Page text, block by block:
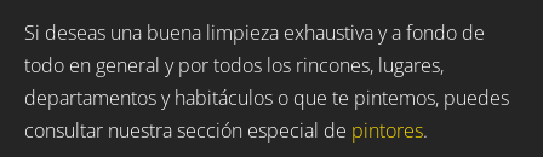
Si deseas una buena limpieza exhaustiva y a fondo de
todo en general y por todos los rincones, lugares,
departamentos y habitáculos o que te pintemos, puedes
consultar nuestra sección especial de pintores.